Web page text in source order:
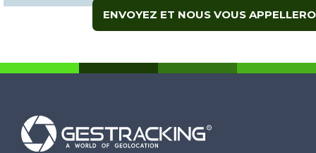
ENVOYEZ ET NOUS VOUS